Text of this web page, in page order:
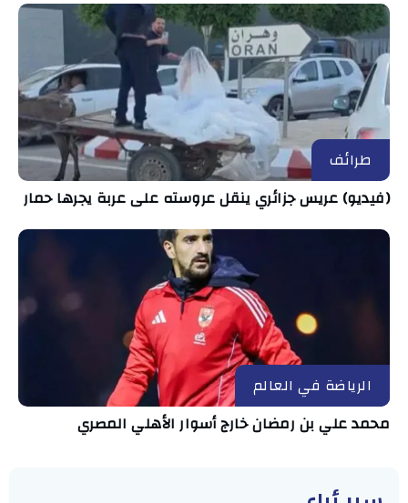
طرائف
(فيديو) عريس جزائري ينقل عروسته على عربة يجرها حمار
الرياضة في العالم
محمد علي بن رمضان خارج أسوار الأهلي المصري